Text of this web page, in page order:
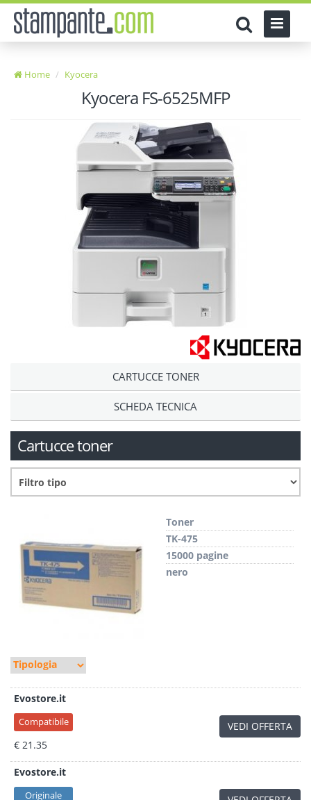
Home Kyocera
Kyocera FS-6525MFP
CARTUCCE TONER
SCHEDA TECNICA
Cartucce toner
Toner
TK-475
15000 pagine
nero
Evostore.it
Compatibile
€ 21.35
VEDI OFFERTA
Evostore.it
Originale